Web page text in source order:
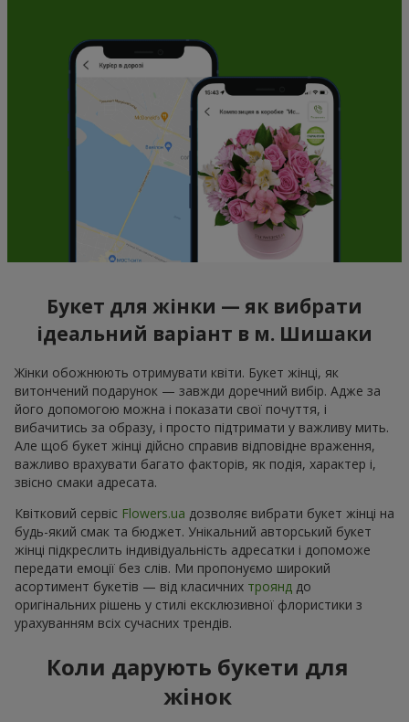
Букет для жінки — як вибрати
ідеальний варіант в м. Шишаки
Жінки обожнюють отримувати квіти. Букет жінці, як
витончений подарунок — завжди доречний вибір. Адже за
його допомогою можна і показати свої почуття, і
вибачитись за образу, і просто підтримати у важливу мить.
Але щоб букет жінці дійсно справив відповідне враження,
важливо врахувати багато факторів, як подія, характер і,
звісно смаки адресата.
Квітковий сервіс Flowers.ua дозволяє вибрати букет жінці на
будь-який смак та бюджет. Унікальний авторський букет
жінці підкреслить індивідуальність адресатки і допоможе
передати емоції без слів. Ми пропонуємо широкий
асортимент букетів — від класичних троянд до
оригінальних рішень у стилі ексклюзивної флористики з
урахуванням всіх сучасних трендів.
Коли дарують букети для
жінок